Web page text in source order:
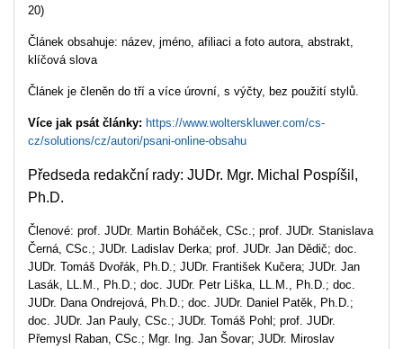
20)
Článek obsahuje: název, jméno, afiliaci a foto autora, abstrakt,
klíčová slova
Článek je členěn do tří a více úrovní, s výčty, bez použití stylů.
Více jak psát články: https://www.wolterskluwer.com/cs-
cz/solutions/cz/autori/psani-online-obsahu
Předseda redakční rady: JUDr. Mgr. Michal Pospíšil,
Ph.D.
Členové: prof. JUDr. Martin Boháček, CSc.; prof. JUDr. Stanislava
Černá, CSc.; JUDr. Ladislav Derka; prof. JUDr. Jan Dědič; doc.
JUDr. Tomáš Dvořák, Ph.D.; JUDr. František Kučera; JUDr. Jan
Lasák, LL.M., Ph.D.; doc. JUDr. Petr Liška, LL.M., Ph.D.; doc.
JUDr. Dana Ondrejová, Ph.D.; doc. JUDr. Daniel Patěk, Ph.D.;
doc. JUDr. Jan Pauly, CSc.; JUDr. Tomáš Pohl; prof. JUDr.
Přemysl Raban, CSc.; Mgr. Ing. Jan Šovar; JUDr. Miroslav